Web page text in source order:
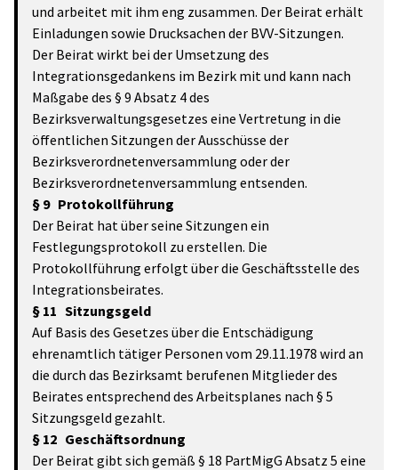
und arbeitet mit ihm eng zusammen. Der Beirat erhält
Einladungen sowie Drucksachen der BVV-Sitzungen.
Der Beirat wirkt bei der Umsetzung des
Integrationsgedankens im Bezirk mit und kann nach
Maßgabe des § 9 Absatz 4 des
Bezirksverwaltungsgesetzes eine Vertretung in die
öffentlichen Sitzungen der Ausschüsse der
Bezirksverordnetenversammlung oder der
Bezirksverordnetenversammlung entsenden.
§ 9 Protokollführung
Der Beirat hat über seine Sitzungen ein
Festlegungsprotokoll zu erstellen. Die
Protokollführung erfolgt über die Geschäftsstelle des
Integrationsbeirates.
§ 11 Sitzungsgeld
Auf Basis des Gesetzes über die Entschädigung
ehrenamtlich tätiger Personen vom 29.11.1978 wird an
die durch das Bezirksamt berufenen Mitglieder des
Beirates entsprechend des Arbeitsplanes nach § 5
Sitzungsgeld gezahlt.
§ 12 Geschäftsordnung
Der Beirat gibt sich gemäß § 18 PartMigG Absatz 5 eine